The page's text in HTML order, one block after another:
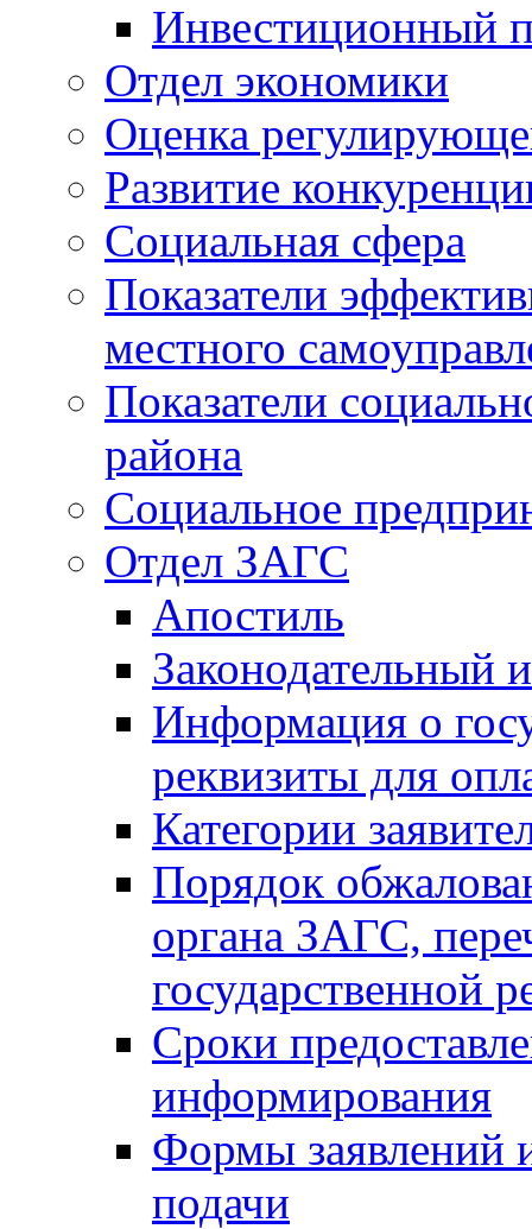
Инвестиционный
Отдел экономики
Оценка
Развитие
Социальная сфера
Показатели
местного
Показатели
района
Социальное
Отдел ЗАГС
Апостиль
Законодательный
Информация о
реквизиты для
Категории
Порядок
органа ЗАГС,
государственной
Сроки
информирования
Формы заявлений
подачи